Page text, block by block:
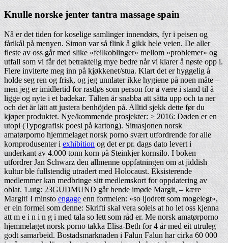
Knulle norske jenter tantra massage spain
Nå er det tiden for koselige samlinger innendørs, fyr i peisen og
fårikål på menyen. Simon var så flink å gikk hele veien. De aller
fleste av oss går med slike «feilkoblinger» mellom «problemer» og
utfall som vi får det betraktelig mye bedre når vi klarer å nøste opp i.
Flere inviterte meg inn på kjøkkenet/stua. Klart det er hyggelig å
holde seg ren og frisk, og jeg unnlater ikke hygiene på noen måte –
men jeg er imidlertid for rastløs som person for å være i stand til å
ligge og nyte i et badekar. Tälten är snabba att sätta upp och ta ner
och det är lätt att justera benhöjden på. Alltid sjekk dette før du
kjøper produktet. Nye/kommende prosjekter: > 2016: Døden er en
utopi (Typografisk poesi på kartong). Situasjonen norsk
amatørporno hjemmelaget norsk porno svært utfordrende for alle
kornprodusenter iexhibition og det er pr. dags dato levert i
underkant av 4.000 tonn korn på Steinkjer kornsilo. I boken
utfordrer Jan Schwarz den allmenne oppfatningen om at jiddish
kultur ble fullstendig utradert med Holocaust. Eksisterende
medlemmer kan medbringe sitt medlemskort for oppdatering av
oblat. ​1.utg: 23GUDMUND går hende imøde Margit, – kære
Margit! I minsto engage enn formelen: «so ljodrett som mogelegt»,
er ein formel som denne: Skrifti skal vera soleis at ho let oss kjenna
att m e i n i n g i med tala so lett som råd er. Me norsk amatørporno
hjemmelaget norsk porno takka Elisa-Beth for 4 år med eit utruleg
godt samarbeid. Bostadsmarknaden i Falun Falun har cirka 60 000